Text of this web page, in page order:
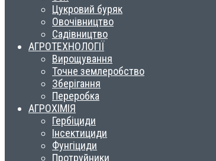
Цукровий буряк
Овочівництво
Садівництво
АГРОТЕХНОЛОГІЇ
Вирощування
Точне землеробство
Зберігання
Переробка
АГРОХІМІЯ
Гербіциди
Інсектициди
Фунгіциди
Протруйники